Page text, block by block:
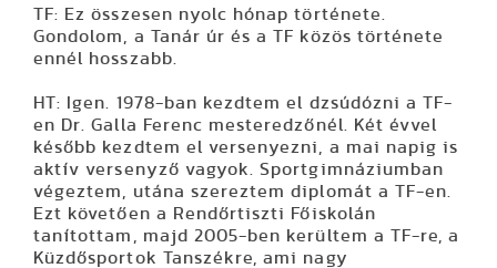
TF: Ez összesen nyolc hónap története.
Gondolom, a Tanár úr és a TF közös története
ennél hosszabb.
HT: Igen. 1978-ban kezdtem el dzsúdózni a TF-
en Dr. Galla Ferenc mesteredzőnél. Két évvel
később kezdtem el versenyezni, a mai napig is
aktív versenyző vagyok. Sportgimnáziumban
végeztem, utána szereztem diplomát a TF-en.
Ezt követően a Rendőrtiszti Főiskolán
tanítottam, majd 2005-ben kerültem a TF-re, a
Küzdősportok Tanszékre, ami nagy